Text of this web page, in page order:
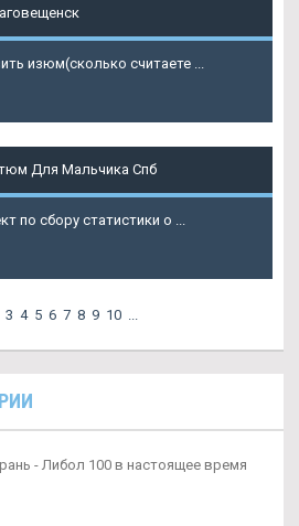
изюм(сколько считаете ...
Для Мальчика Спб
по сбору статистики о ...
3 4 5 6 7 8 9 10 ...
- Либол 100 в настоящее время